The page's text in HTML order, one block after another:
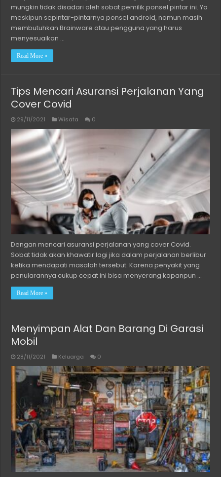
mungkin tidak disadari oleh sobat pemilik ponsel pintar ini. Ya
meskipun sepintar-pintarnya ponsel android, namun masih
membutuhkan Brainware atau pengguna yang harus
menyesuaikan …
Read More »
Tips Mencari Asuransi Perjalanan Yang
Cover Covid
29/11/2021 Wisata 0
Dengan mencari asuransi perjalanan yang cover Covid.
Sobat tidak akan khawatir lagi jika dalam perjalanan berlibur
ketika mendapati masalah tersebut. Karena penyakit yang
penularannya cukup cepat ini bisa menyerang kapanpun …
Read More »
Menyimpan Alat Dan Barang Di Garasi
Mobil
28/11/2021 Keluarga 0